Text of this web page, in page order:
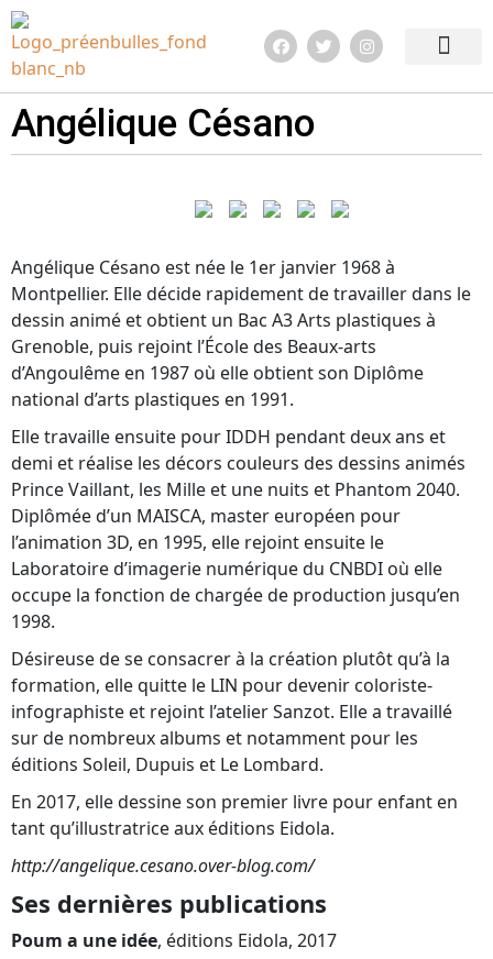
Angélique Césano
Angélique Césano est née le 1er janvier 1968 à
Montpellier. Elle décide rapidement de travailler dans le
dessin animé et obtient un Bac A3 Arts plastiques à
Grenoble, puis rejoint l’École des Beaux-arts
d’Angoulême en 1987 où elle obtient son Diplôme
national d’arts plastiques en 1991.
Elle travaille ensuite pour IDDH pendant deux ans et
demi et réalise les décors couleurs des dessins animés
Prince Vaillant, les Mille et une nuits et Phantom 2040.
Diplômée d’un MAISCA, master européen pour
l’animation 3D, en 1995, elle rejoint ensuite le
Laboratoire d’imagerie numérique du CNBDI où elle
occupe la fonction de chargée de production jusqu’en
1998.
Désireuse de se consacrer à la création plutôt qu’à la
formation, elle quitte le LIN pour devenir coloriste-
infographiste et rejoint l’atelier Sanzot. Elle a travaillé
sur de nombreux albums et notamment pour les
éditions Soleil, Dupuis et Le Lombard.
En 2017, elle dessine son premier livre pour enfant en
tant qu’illustratrice aux éditions Eidola.
http://angelique.cesano.over-blog.com/
Ses dernières publications
Poum a une idée, éditions Eidola, 2017